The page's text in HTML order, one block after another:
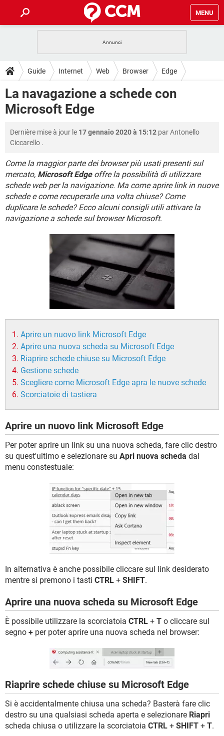
MENU
INTRATTENIMENTO ANDROID
iOS WINDOWS 10
INSTAGRAM
HARDWARE
GUIDE
COVID-19
INTRATTENIMENTO ANDROID
INSTAGRAM WHATSAPP
HARDWARE
DOWNLOAD
COVID-19
iOS
INSTAGRAM WHATSAPP
TIKTOK FACEBOOK
HARDWARE
FORUM
COVID-19 GAMING
iOS WINDOWS 10
INSTAGRAM WHATSAPP
TIKTOK FACEBOOK
HARDWARE
GLOSSARIO
COVID-19 GAMING
INTRATTENIMENTO ANDROID
iOS WINDOWS 10
INSTAGRAM WHATSAPP
Guide Internet Web Browser Edge
La navagazione a schede con
Microsoft Edge
Dernière mise à jour le 17 gennaio 2020 à 15:12 parAntonello
Ciccarello .
Come la maggior parte dei browser più usati presenti sul
mercato, Microsoft Edgeoffre la possibilità di utilizzare
schede web per la navigazione. Ma come aprire link in nuove
schede e come recuperarle una volta chiuse? Come
duplicare le schede? Ecco alcuni consigli utili attivare la
navigazione a schede sul browser Microsoft.
Aprire un nuovo link Microsoft Edge
Aprire una nuova scheda su Microsoft Edge
Riaprire schede chiuse su Microsoft Edge
Gestione schede
Scegliere come Microsoft Edge apra le nuove schede
Scorciatoie di tastiera
Aprire un nuovo link Microsoft Edge
Per poter aprire un link su una nuova scheda, fare clic destro
su quest'ultimo e selezionare su Apri nuova scheda dal
menu constestuale:
In alternativa è anche possibile cliccare sul link desiderato
mentre si premono i tasti CTRL + SHIFT.
Aprire una nuova scheda su Microsoft Edge
È possibile utilizzare la scorciatoia CTRL + T o cliccare sul
segno + per poter aprire una nuova scheda nel browser:
Riaprire schede chiuse su Microsoft Edge
Si è accidentalmente chiusa una scheda? Basterà fare clic
destro su una qualsiasi scheda aperta e selezionare Riapri
scheda chiusa o utilizzare la scorciatoia CTRL + SHIFT + T.